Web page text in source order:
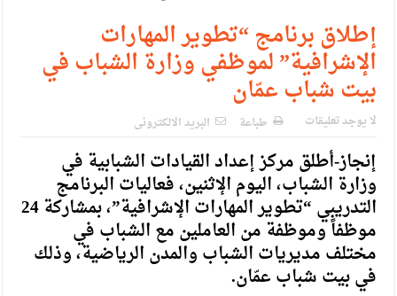
الإسلامية والمسيحية
الأمن يتلف 16 مليون حبة كبتاجون و1480 كغم مواد مخدرة
النواب يقر مشروع تعديل قانون الملكية العقارية
القاضي يلتقي رؤساء تحرير الصحف اليومية ويؤكد حرص مجلس
دعوة المكلفين بخدمة العلم (الدفعة الثالثة) إلى مراجعة منصة خدمة
العلم
الملك يلتقي مجموعة من رفاق السلاح
إطلاق برنامج “تطوير المهارات
الإشرافية” لموظفي وزارة الشباب في
بيت شباب عمّان
لا يوجد تعليقات طباعة البريد الالكترونى
إنجاز-أطلق مركز إعداد القيادات الشبابية في
وزارة الشباب، اليوم الإثنين، فعاليات البرنامج
التدريبي “تطوير المهارات الإشرافية”، بمشاركة 24
موظفاً وموظفة من العاملين مع الشباب في
مختلف مديريات الشباب والمدن الرياضية، وذلك
في بيت شباب عمّان.